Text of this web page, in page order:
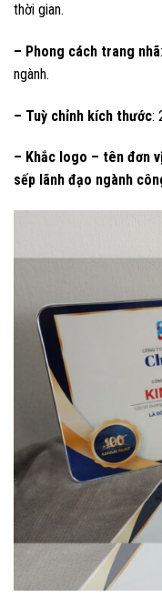
thời gian.
– Phong cách trang nhã
ngành.
– Tuỳ chỉnh kích thước:
– Khắc logo – tên đơn
sếp lãnh đạo ngành